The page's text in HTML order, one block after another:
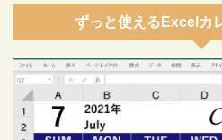
ずっと使えるExcelカ